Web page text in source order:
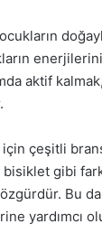
enerjilerini
aktif
çeşitli
gibi
Bu
yardımcı